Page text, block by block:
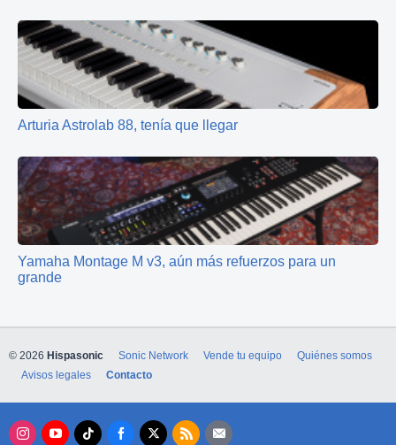
Arturia Astrolab 88, tenía que llegar
Yamaha Montage M v3, aún más refuerzos para un
grande
© 2026 Hispasonic Sonic Network Vende tu equipo
Quiénes somos
Avisos legales
Contacto